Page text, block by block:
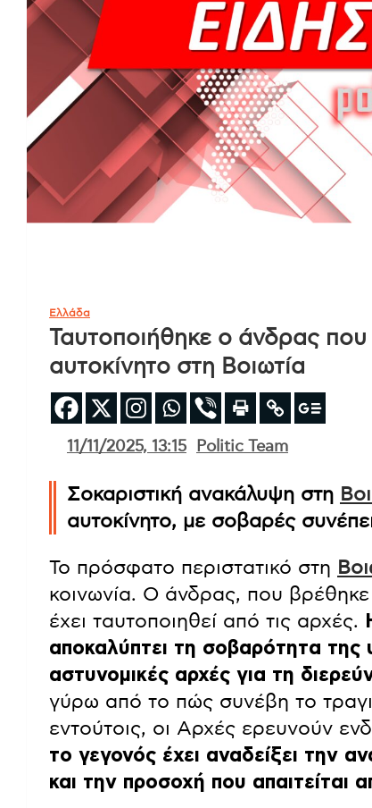
Ελλάδα
Ταυτοποιήθηκε ο άνδρας
αυτοκίνητο στη Βοιωτία
11/11/2025, 13:15 Politic Team
Σοκαριστική ανακάλυψη στη
αυτοκίνητο, με σοβαρές
Το πρόσφατο περιστατικό στη
κοινωνία. Ο άνδρας, που
έχει ταυτοποιηθεί από τις αρχές.
αποκαλύπτει τη σοβαρότητα της
αστυνομικές αρχές για τη
γύρω από το πώς συνέβη το
εντούτοις, οι Αρχές ερευνούν
το γεγονός έχει αναδείξει την
και την προσοχή που απαιτείται